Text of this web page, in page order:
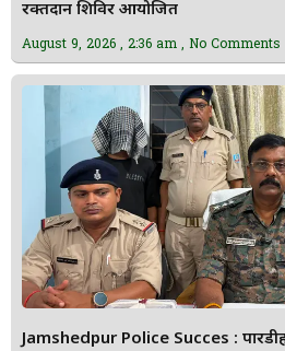
रक्तदान शिविर आयोजित
August 9, 2026 2:36 am No Comments
Jamshedpur Police Succes :